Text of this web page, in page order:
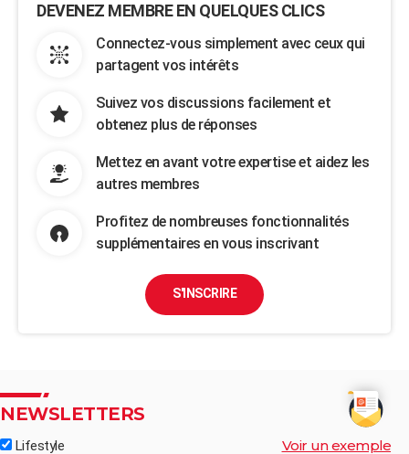
DEVENEZ MEMBRE EN QUELQUES CLICS
Connectez-vous simplement avec ceux qui
partagent vos intérêts
Suivez vos discussions facilement et
obtenez plus de réponses
Mettez en avant votre expertise et aidez les
autres membres
Profitez de nombreuses fonctionnalités
supplémentaires en vous inscrivant
S'INSCRIRE
NEWSLETTERS
Lifestyle Voir un exemple